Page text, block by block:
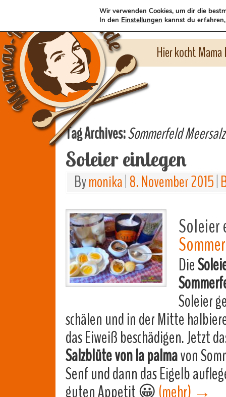
Hier kocht
Tag Archives:Sommerfeld Meersalz
Soleier einlegen
Bymonika 8. November 2015
Soleier
Die
Soleier
schälen und in der Mitte
das Eiweiß beschädigen. Jetzt
Salzblüte von la palmavon
Senf und dann das Eigelb
guten Appetit 😀 (mehr) →
Wir verwenden Cookies, um dir die
In den Einstellungen kannst du